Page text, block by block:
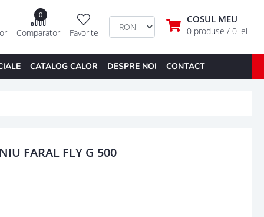
COSUL MEU
0 produse / 0 lei
Favorite
0
Comparator
CATALOG CALOR DESPRE NOI CONTACT
FARAL FLY G 500